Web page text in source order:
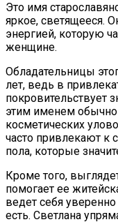
Это имя
яркое, светящееся.
энергией, которую
женщине.
Обладательницы
лет, ведь в
покровительствует
этим именем
косметических
часто привлекают к
пола, которые
Кроме того,
помогает ее
ведет себя
есть. Светлана